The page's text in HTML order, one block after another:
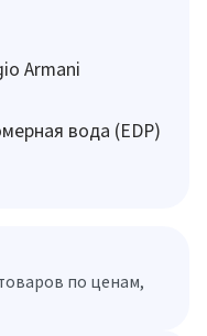
Armani
вода (EDP)
по ценам,